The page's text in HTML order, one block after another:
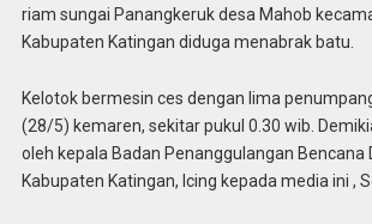
riam sungai Panangkeruk desa Mahob
Kabupaten Katingan diduga menabrak batu.
Kelotok bermesin ces dengan lima
(28/5) kemaren, sekitar pukul 0.30 wib.
oleh kepala Badan Penanggulangan Bencana
Kabupaten Katingan, Icing kepada media ini ,